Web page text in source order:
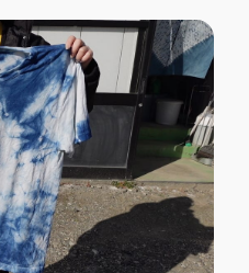
下絵・見本があ
お楽しみいただけます。 まず
ょう！ - - - - - - - - - - - - - - - -
参加人数♢ 最大
】
【Facebook】
【Twitter】